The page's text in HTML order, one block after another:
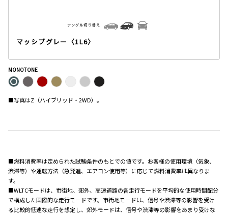
マッシブグレー〈1L6〉
アングル切り替え
MONOTONE
■写真はZ（ハイブリッド・2WD）。
■燃料消費率は定められた試験条件のもとでの値です。お客様の使用環境（気象、
渋滞等）や運転方法（急発進、エアコン使用等）に応じて燃料消費率は異なりま
す。
■WLTCモードは、市街地、郊外、高速道路の各走行モードを平均的な使用時間配分
で構成した国際的な走行モードです。市街地モードは、信号や渋滞等の影響を受け
る比較的低速な走行を想定し、郊外モードは、信号や渋滞等の影響をあまり受けな